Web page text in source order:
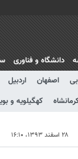
دانشگاه و فناوری
اصفهان اردبیل
کهگیلویه و
۲۸ اسفند ۱۳۹۳، ۱۶:۱۰